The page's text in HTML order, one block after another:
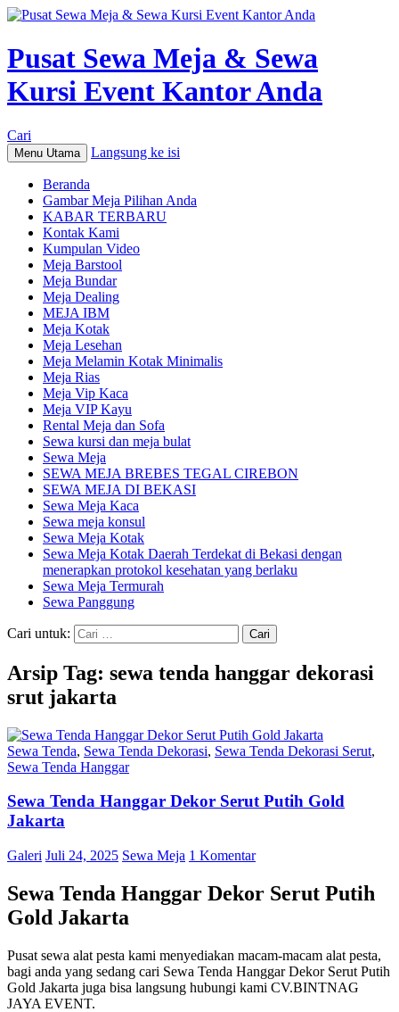
Pusat Sewa Meja & Sewa
Kursi Event Kantor Anda
Cari
Menu Utama Langsung ke isi
Beranda
Gambar Meja Pilihan Anda
KABAR TERBARU
Kontak Kami
Kumpulan Video
Meja Barstool
Meja Bundar
Meja Dealing
MEJA IBM
Meja Kotak
Meja Lesehan
Meja Melamin Kotak Minimalis
Meja Rias
Meja Vip Kaca
Meja VIP Kayu
Rental Meja dan Sofa
Sewa kursi dan meja bulat
Sewa Meja
SEWA MEJA BREBES TEGAL CIREBON
SEWA MEJA DI BEKASI
Sewa Meja Kaca
Sewa meja konsul
Sewa Meja Kotak
Sewa Meja Kotak Daerah Terdekat di Bekasi dengan
menerapkan protokol kesehatan yang berlaku
Sewa Meja Termurah
Sewa Panggung
Cari untuk:
Arsip Tag: sewa tenda hanggar dekorasi
srut jakarta
Sewa Tenda, Sewa Tenda Dekorasi, Sewa Tenda Dekorasi Serut,
Sewa Tenda Hanggar
Sewa Tenda Hanggar Dekor Serut Putih Gold
Jakarta
Galeri Juli 24, 2025 Sewa Meja 1 Komentar
Sewa Tenda Hanggar Dekor Serut Putih
Gold Jakarta
Pusat sewa alat pesta kami menyediakan macam-macam alat pesta,
bagi anda yang sedang cari Sewa Tenda Hanggar Dekor Serut Putih
Gold Jakarta juga bisa langsung hubungi kami CV.BINTNAG
JAYA EVENT.